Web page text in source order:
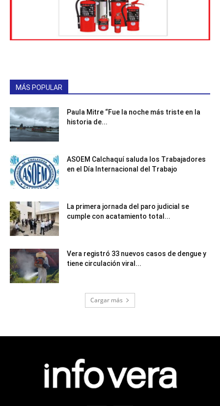
MÁS POPULAR
Paula Mitre “Fue la noche más triste en la
historia de...
ASOEM Calchaquí saluda los Trabajadores
en el Día Internacional del Trabajo
La primera jornada del paro judicial se
cumple con acatamiento total...
Vera registró 33 nuevos casos de dengue y
tiene circulación viral...
Cargar más